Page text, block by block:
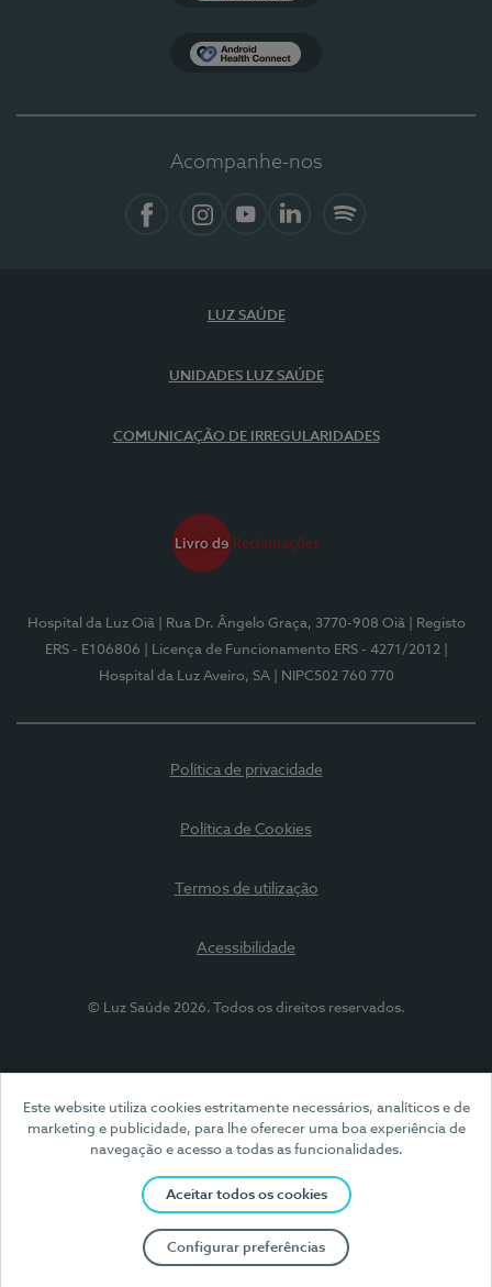
Este website utiliza cookies estritamente necessários, analíticos e de
marketing e publicidade, para lhe oferecer uma boa experiência de
navegação e acesso a todas as funcionalidades.
Aceitar todos os cookies
Configurar preferências
Acompanhe-nos
LUZ SAÚDE
UNIDADES LUZ SAÚDE
COMUNICAÇÃO DE IRREGULARIDADES
Hospital da Luz Oiã | Rua Dr. Ângelo Graça, 3770-908 Oiã
| Registo
ERS - E106806
| Licença de Funcionamento ERS - 4271/2012
Hospital da Luz Aveiro, SA
| NIPC502 760 770
Política de privacidade
Política de Cookies
Termos de utilização
Acessibilidade
© Luz Saúde 2026. Todos os direitos reservados.